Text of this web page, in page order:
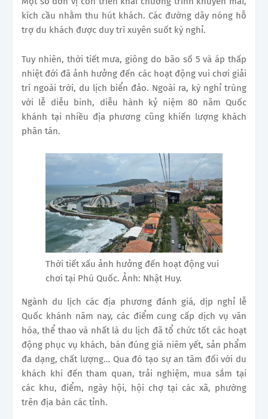
kích cầu nhằm thu hút khách. Các đường dây nóng hỗ
trợ du khách được duy trì xuyên suốt kỳ nghỉ.
Tuy nhiên, thời tiết mưa, giông do bão số 5 và áp thấp
nhiệt đới đã ảnh hưởng đến các hoạt động vui chơi giải
trí ngoài trời, du lịch biển đảo. Ngoài ra, kỳ nghỉ trùng
với lễ diễu binh, diễu hành kỷ niệm 80 năm Quốc
khánh tại nhiều địa phương cũng khiến lượng khách
phân tán.
Thời tiết xấu ảnh hưởng đến hoạt động vui
chơi tại Phú Quốc. Ảnh: Nhật Huy.
Ngành du lịch các địa phương đánh giá, dịp nghỉ lễ
Quốc khánh năm nay, các điểm cung cấp dịch vụ văn
hóa, thể thao và nhất là du lịch đã tổ chức tốt các hoạt
động phục vụ khách, bán đúng giá niêm yết, sản phẩm
đa dạng, chất lượng… Qua đó tạo sự an tâm đối với du
khách khi đến tham quan, trải nghiệm, mua sắm tại
các khu, điểm, ngày hội, hội chợ tại các xã, phường
trên địa bàn các tỉnh.